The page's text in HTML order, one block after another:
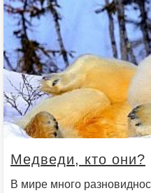
Медведи, кто они?
В мире много